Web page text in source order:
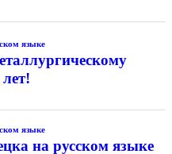
языке
языке
на русском языке